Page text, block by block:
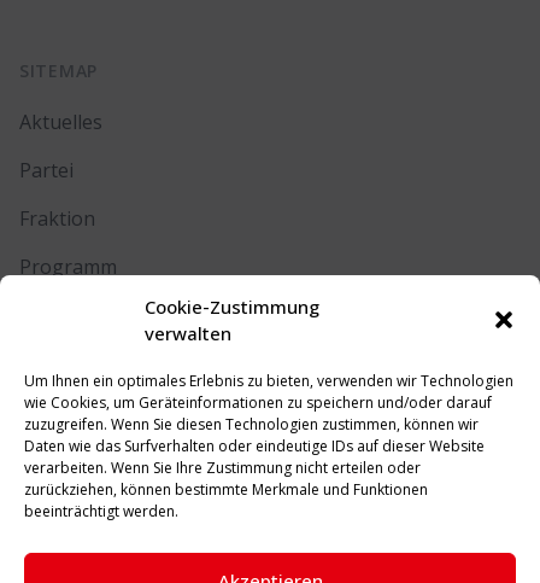
Cookie-Zustimmung
verwalten
Um Ihnen ein optimales Erlebnis zu bieten, verwenden wir Technologien
wie Cookies, um Geräteinformationen zu speichern und/oder darauf
zuzugreifen. Wenn Sie diesen Technologien zustimmen, können wir
Daten wie das Surfverhalten oder eindeutige IDs auf dieser Website
verarbeiten. Wenn Sie Ihre Zustimmung nicht erteilen oder
zurückziehen, können bestimmte Merkmale und Funktionen
beeinträchtigt werden.
SITEMAP
Aktuelles
Partei
Fraktion
Programm
RECHTLICHES
Impressum
Datenschutz
Cookie-Richtlinie (EU)